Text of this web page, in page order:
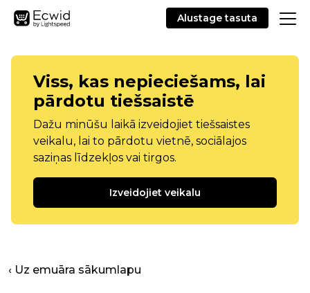
Alustage tasuta
Viss, kas nepieciešams, lai
pārdotu tiešsaistē
Dažu minūšu laikā izveidojiet tiešsaistes
veikalu, lai to pārdotu vietnē, sociālajos
saziņas līdzekļos vai tirgos.
Izveidojiet veikalu
‹ Uz emuāra sākumlapu